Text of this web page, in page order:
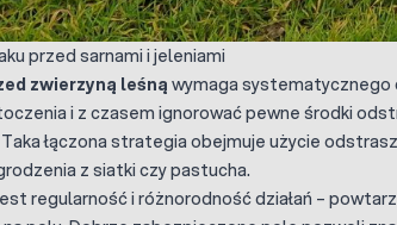
przed sarnami i jeleniami
zwierzyną leśną wymaga systematycznego
i z czasem ignorować pewne środki
łączona strategia obejmuje użycie
z siatki czy pastucha.
regularność i różnorodność działań –